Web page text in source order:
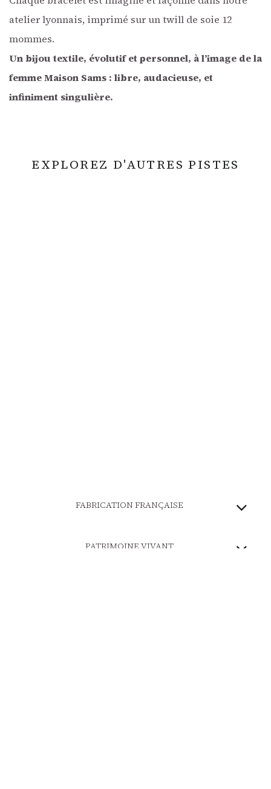
atelier lyonnais, imprimé sur un twill de soie 12
mommes.
Un bijou textile, évolutif et personnel, à l’image de la
femme Maison Sams : libre, audacieuse, et
infiniment singulière.
EXPLOREZ D'AUTRES PISTES
FABRICATION FRANÇAISE
PATRIMOINE VIVANT